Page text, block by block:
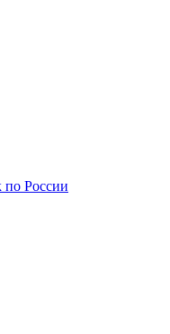
по России